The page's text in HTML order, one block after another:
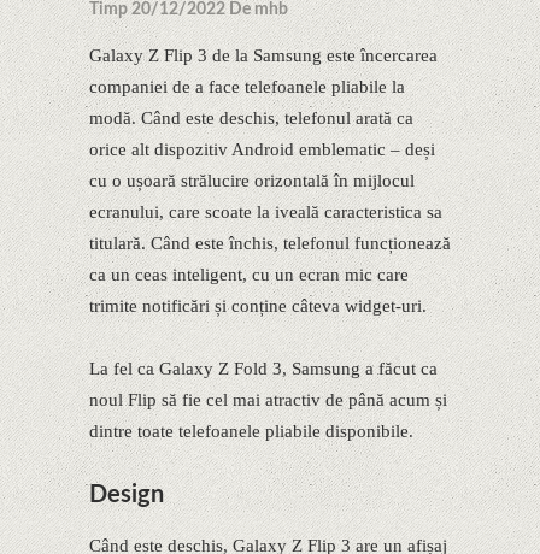
Timp 20/12/2022 De mhb
Galaxy Z Flip 3 de la Samsung este încercarea
companiei de a face telefoanele pliabile la
modă. Când este deschis, telefonul arată ca
orice alt dispozitiv Android emblematic – deși
cu o ușoară strălucire orizontală în mijlocul
ecranului, care scoate la iveală caracteristica sa
titulară. Când este închis, telefonul funcționează
ca un ceas inteligent, cu un ecran mic care
trimite notificări și conține câteva widget-uri.
La fel ca Galaxy Z Fold 3, Samsung a făcut ca
noul Flip să fie cel mai atractiv de până acum și
dintre toate telefoanele pliabile disponibile.
Design
Când este deschis, Galaxy Z Flip 3 are un afișaj